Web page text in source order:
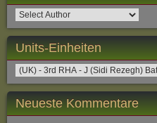
Units-Einheiten
Neueste Kommentare